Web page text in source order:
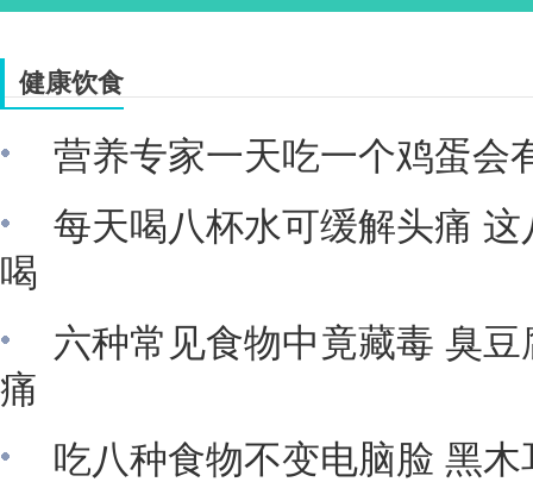
健康饮食
营养专家一天吃一个鸡蛋会
每天喝八杯水可缓解头痛
喝
六种常见食物中竟藏毒 臭
痛
吃八种食物不变电脑脸 黑